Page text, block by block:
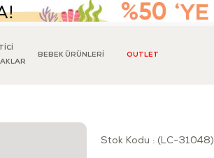
BEBEK ÜRÜNLERİ OUTLET
Stok Kodu (LC-31048)